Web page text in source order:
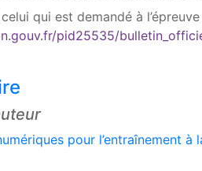
qui est demandé à
pid25535/
pour l’entraînement